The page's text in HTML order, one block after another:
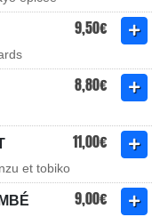
9,50€
8,80€
11,00€
et tobiko
9,00€